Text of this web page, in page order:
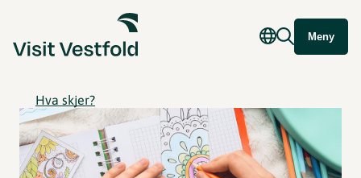
Meny
Hva skjer?